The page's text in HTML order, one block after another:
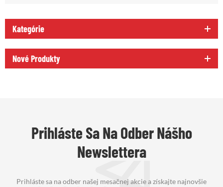
Kategórie
Nové Produkty
Prihláste Sa Na Odber Nášho
Newslettera
Prihláste sa na odber našej mesačnej akcie a získajte najnovšie